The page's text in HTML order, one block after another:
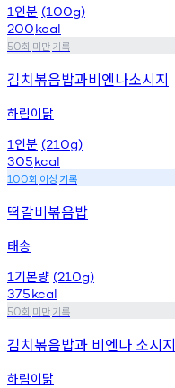
1 인분 (100g)
200kcal
50회 미만기록
김치볶음밥과비엔나소시지
하림이닭
1 인분 (210g)
305kcal
100회 이상기록
떡갈비볶음밥
태송
1 기본량 (210g)
375kcal
50회 미만기록
김치볶음밥과 비엔나 소시지
하림이닭